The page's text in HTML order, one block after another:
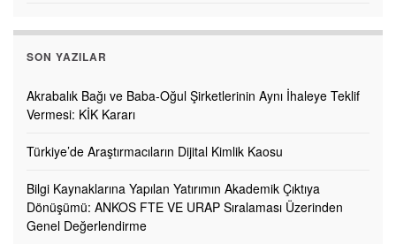
SON YAZILAR
Akrabalık Bağı ve Baba-Oğul Şirketlerinin Aynı İhaleye Teklif
Vermesi: KİK Kararı
Türkiye’de Araştırmacıların Dijital Kimlik Kaosu
Bilgi Kaynaklarına Yapılan Yatırımın Akademik Çıktıya
Dönüşümü: ANKOS FTE VE URAP Sıralaması Üzerinden
Genel Değerlendirme